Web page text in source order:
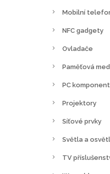
Mobilní
NFC gadgety
Ovladače
Paměťová
PC
Projektory
Síťové prvky
Světla a
TV